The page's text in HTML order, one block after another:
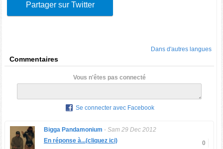
Partager sur Twitter
Dans d'autres langues
Commentaires
Vous n'êtes pas connecté
Se connecter avec Facebook
Bigga Pandamonium - Sam 29 Dec 2012
0
En réponse à...(cliquez ici)